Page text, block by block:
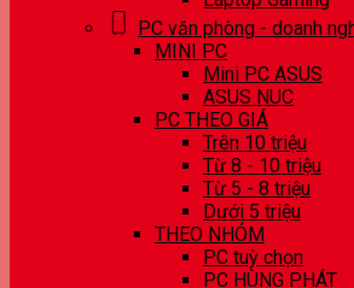
PC văn phòng - doanh
MINI PC
Mini PC ASUS
ASUS NUC
PC THEO GIÁ
Trên 10 triệu
Từ 8 - 10 triệu
Từ 5 - 8 triệu
Dưới 5 triệu
THEO NHÓM
PC tuỳ chọn
PC HÙNG PHÁT